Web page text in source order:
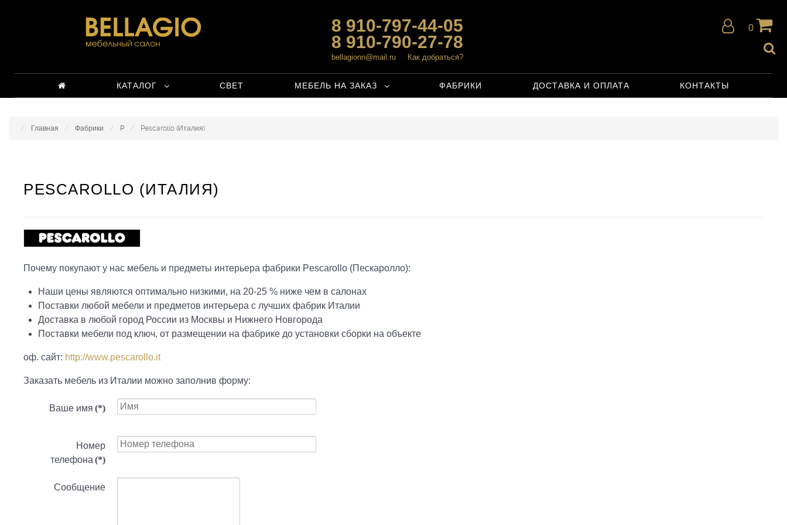
8 910-797-44-05
8 910-790-27-78
bellagionn@mail.ru Как добраться?
0
КАТАЛОГ СВЕТ МЕБЕЛЬ НА ЗАКАЗ ФАБРИКИ ДОСТАВКА И ОПЛАТА КОНТАКТЫ
Главная Фабрики P Pescarollo (Италия)
PESCAROLLO (ИТАЛИЯ)
Почему покупают у нас мебель и предметы интерьера фабрики Pescarollo (Пескаролло):
Наши цены являются оптимально низкими, на 20-25 % ниже чем в салонах
Поставки любой мебели и предметов интерьера с лучших фабрик Италии
Доставка в любой город России из Москвы и Нижнего Новгорода
Поставки мебели под ключ, от размещении на фабрике до установки сборки на объекте
оф. сайт: http://www.pescarollo.it
Заказать мебель из Италии можно заполнив форму:
Ваше имя (*)
Номер
телефона (*)
Сообщение